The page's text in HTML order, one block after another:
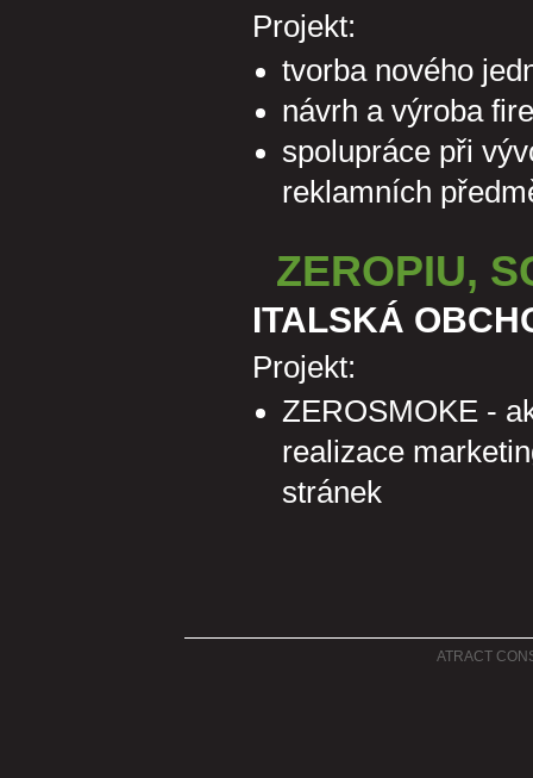
Projekt:
tvorba nového
návrh a výroba
spolupráce při
reklamních
ZEROPIU,
ITALSKÁ
Projekt:
ZEROSMOKE -
realizace
stránek
ATRACT